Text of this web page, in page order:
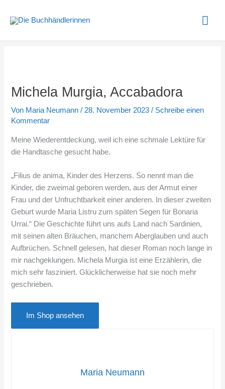
Inhalt
Michela Murgia, Accabadora
Von Maria Neumann/28. November 2023/ Schreibe einen
Kommentar
Meine Wiederentdeckung, weil ich eine schmale Lektüre für
die Handtasche gesucht habe.
„Filius de anima, Kinder des Herzens. So nennt man die
Kinder, die zweimal geboren werden, aus der Armut einer
Frau und der Unfruchtbarkeit einer anderen. In dieser zweiten
Geburt wurde Maria Listru zum späten Segen für Bonaria
Urrai.“ Die Geschichte führt uns aufs Land nach Sardinien,
mit seinen alten Bräuchen, manchem Aberglauben und auch
Aufbrüchen. Schnell gelesen, hat dieser Roman noch lange in
mir nachgeklungen. Michela Murgia ist eine Erzählerin, die
mich sehr fasziniert. Glücklicherweise hat sie noch mehr
geschrieben.
Im Shop ansehen
Maria Neumann